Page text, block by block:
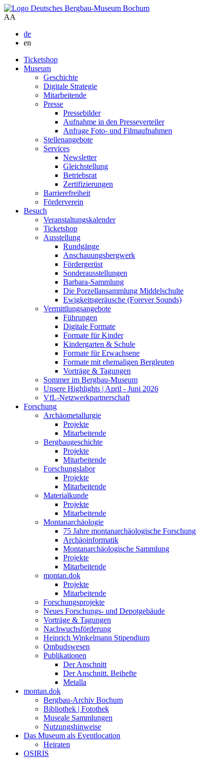
AA
de
en
Ticketshop
Museum
Geschichte
Digitale Strategie
Mitarbeitende
Presse
Pressebilder
Aufnahme in den Presseverteiler
Anfrage Foto- und Filmaufnahmen
Stellenangebote
Services
Newsletter
Gleichstellung
Betriebsrat
Zertifizierungen
Barrierefreiheit
Förderverein
Besuch
Veranstaltungskalender
Ticketshop
Ausstellung
Rundgänge
Anschauungsbergwerk
Fördergerüst
Sonderausstellungen
Barbara-Sammlung
Die Porzellansammlung Middelschulte
Ewigkeitsgeräusche (Forever Sounds)
Vermittlungsangebote
Führungen
Digitale Formate
Formate für Kinder
Kindergarten & Schule
Formate für Erwachsene
Formate mit ehemaligen Bergleuten
Vorträge & Tagungen
Sommer im Bergbau-Museum
Unsere Highlights | April - Juni 2026
VfL-Netzwerkpartnerschaft
Forschung
Archäometallurgie
Projekte
Mitarbeitende
Bergbaugeschichte
Projekte
Mitarbeitende
Forschungslabor
Projekte
Mitarbeitende
Materialkunde
Projekte
Mitarbeitende
Montanarchäologie
75 Jahre montanarchäologische Forschung
Archäoinformatik
Montanarchäologische Sammlung
Projekte
Mitarbeitende
montan.dok
Projekte
Mitarbeitende
Forschungsprojekte
Neues Forschungs- und Depotgebäude
Vorträge & Tagungen
Nachwuchsförderung
Heinrich Winkelmann Stipendium
Ombudswesen
Publikationen
Der Anschnitt
Der Anschnitt. Beihefte
Metalla
montan.dok
Bergbau-Archiv Bochum
Bibliothek | Fotothek
Museale Sammlungen
Nutzungshinweise
Das Museum als Eventlocation
Heiraten
OSIRIS